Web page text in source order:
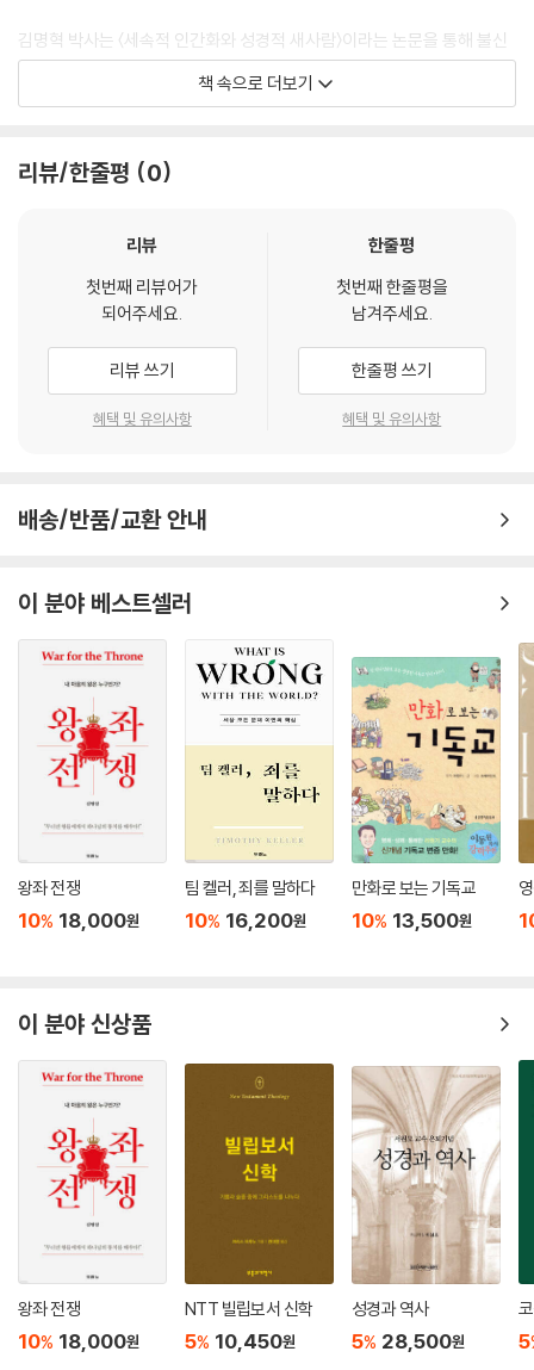
김명혁 박사는 〈세속적 인간화와 성경적 새사람〉이라는 논문을 통해 불신
앙적이고 세속적인 인간과 기독교적이고 신앙적인 새사람을 대조하면서,
성경적 새사람이 어떻게 만들어지는지를 누구든지 쉽게 알아들을 수 있도
으로〉를 연구하고 신구약성경의 주제를 ‘하나님의 나라’라고 소개한다.
노영상 박사는 〈칼빈 신학에 있어 그리스도와의 ‘신비적 연합’(Unio Myst
ica)과 성화론적 기독교 윤리〉를 통해 성경적인 구원 상태를 그리스도와의
‘신비적 연합’이라고 하면서, 잘못된 신비주의와 혼돈되지 않도록 경고한
관한 글을 쓰고자 하여 “‘새인간’, 또는 ‘새사람’은 같은 의미의 용어로서 그
곽혜원 박사의 논문 「비인간화 시대에 논하는 ‘인간화 ’와 성경적 ‘새사람
됨’」은 1960년대 기독교계를 위시하여 글로벌 세계 전역에서 세속적 ‘인
간화’(humanization)와 ‘새사람 됨’(new humanity)에 대한 관심이 고
조된 상황 속에서 불의한 사회 구조를 변혁하고 ‘새로운 사람’의 창조를 희
구함으로 ‘인간화’를 추구한 시대적 흐름을 주목한 글이다.
--- p.10
책 속으로 더보기
리뷰/한줄평 0
리뷰
첫번째 리뷰어가
되어주세요.
리뷰 쓰기
혜택 및 유의사항
한줄평
첫번째 한줄평을
남겨주세요.
한줄평 쓰기
혜택 및 유의사항
배송/반품/교환 안내
이 분야 베스트셀러
왕좌 전쟁
10% 18,000원
팀 켈러, 죄를 말하다
10% 16,200원
만화로 보는 기독교
10% 13,500원
이 분야 신상품
왕좌 전쟁
10% 18,000원
NTT 빌립보서 신학
5% 10,450원
성경과 역사
5% 28,500원 5